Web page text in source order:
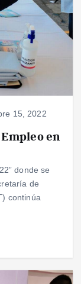
15, 2022
en
donde se
de
continúa